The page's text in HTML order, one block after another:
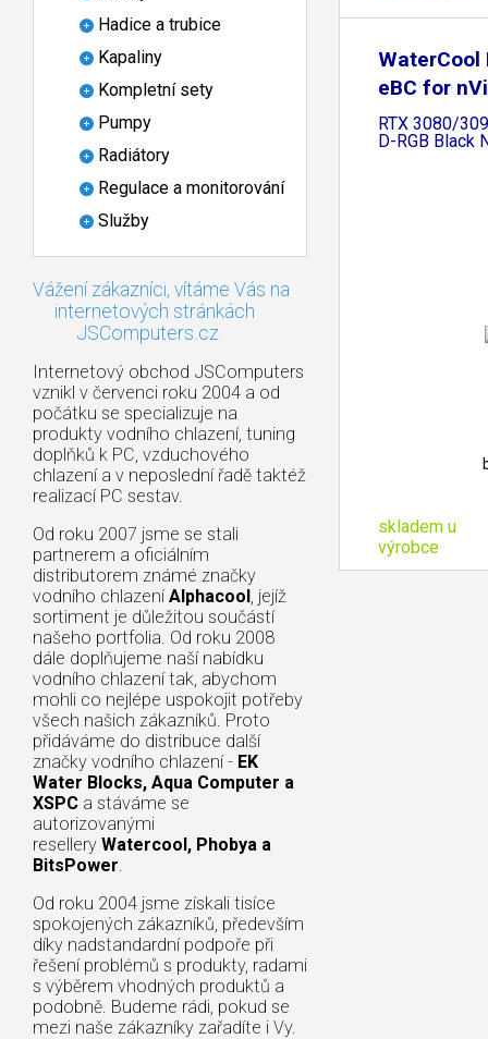
Hadice a trubice
Kapaliny
Kompletní sety
Pumpy
Radiátory
Regulace a monitorování
Služby
Vážení zákazníci, vítáme Vás na
internetových stránkách
JSComputers.cz
Internetový obchod JSComputers
vznikl v červenci roku 2004 a od
počátku se specializuje na
produkty vodního chlazení, tuning
doplňků k PC, vzduchového
chlazení a v neposlední řadě taktéž
realizací PC sestav.
Od roku 2007 jsme se stali
partnerem a oficiálním
distributorem známé značky
vodního chlazení Alphacool, jejíž
sortiment je důležitou součástí
našeho portfolia. Od roku 2008
dále doplňujeme naší nabídku
vodního chlazení tak, abychom
mohli co nejlépe uspokojit potřeby
všech našich zákazníků. Proto
přidáváme do distribuce další
značky vodního chlazení - EK
Water Blocks, Aqua Computer a
XSPC a stáváme se
autorizovanými
resellery Watercool, Phobya a
BitsPower.
Od roku 2004 jsme získali tisíce
spokojených zákazníků, především
díky nadstandardní podpoře při
řešení problémů s produkty, radami
s výběrem vhodných produktů a
podobně. Budeme rádi, pokud se
mezi naše zákazníky zařadíte i Vy.
WaterCool
eBC for
RTX 3080/
D-RGB Black
skladem u
výrobce